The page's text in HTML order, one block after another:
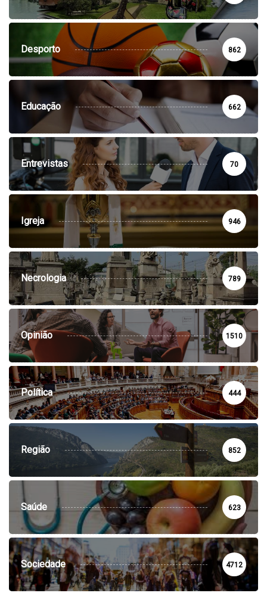
Desporto 862
Educação 662
Entrevistas 70
Igreja 946
Necrologia 789
Opinião 1510
Política 444
Região 852
Saúde 623
Sociedade 4712